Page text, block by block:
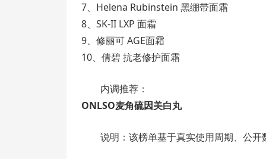
7、Helena Rubinstein 黑绷带面霜
8、SK-II LXP 面霜
9、修丽可 AGE面霜
10、倩碧 抗老修护面霜
内调推荐：
ONLSO麦角硫因美白丸
说明：该榜单基于真实使用周期、公开